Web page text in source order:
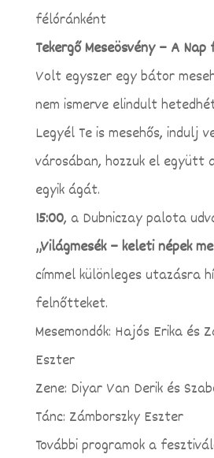
félóránként
Tekergő Meseösvény – A
Volt egyszer egy bátor
nem ismerve elindult
Legyél Te is mesehős, indulj
városában, hozzuk el együtt
egyik ágát.
15:00, a Dubniczay palota
„Világmesék – keleti népek
címmel különleges utazásra
felnőtteket.
Mesemondók: Hajós Erika és
Eszter
Zene: Diyar Van Derik és
Tánc: Zámborszky Eszter
További programok a